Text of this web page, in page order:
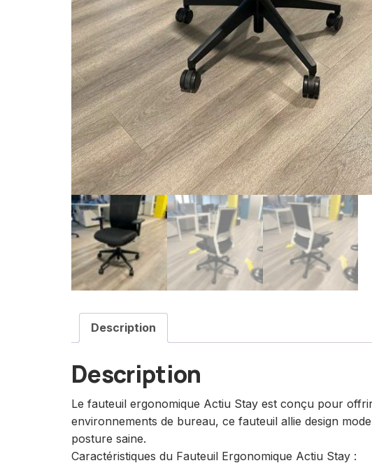
Description
Description
Le fauteuil ergonomique Actiu Stay est conçu pour
environnements de bureau, ce fauteuil allie design
posture saine.
Caractéristiques du Fauteuil Ergonomique Actiu Stay :